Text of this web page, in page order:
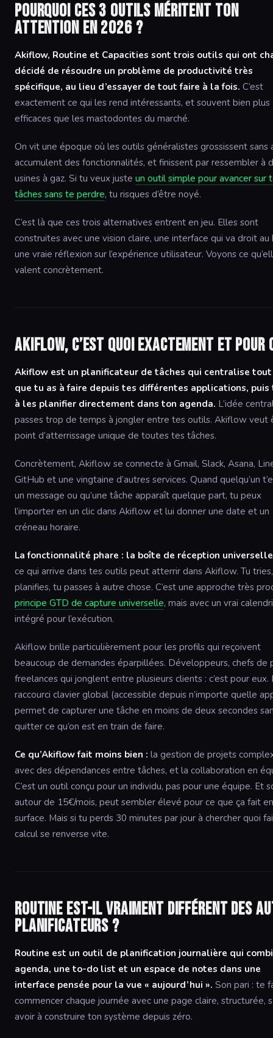
Pourquoi ces 3 outils méritent ton
attention en 2026 ?
Akiflow, Routine et Capacities sont trois outils qui ont
décidé de résoudre un problème de productivité très
spécifique, au lieu d’essayer de tout faire à la fois. C’est
exactement ce qui les rend intéressants, et souvent bien plus
efficaces que les mastodontes du marché.
On vit une époque où les outils généralistes grossissent sans
accumulent des fonctionnalités, et finissent par ressembler à
usines à gaz. Si tu veux juste un outil simple pour avancer sur
tâches sans te perdre, tu risques d’être noyé.
C’est là que ces trois alternatives entrent en jeu. Elles sont
construites avec une vision claire, une interface qui va droit
une vraie réflexion sur l’expérience utilisateur. Voyons ce
valent concrètement.
Akiflow, c’est quoi exactement et pour
Akiflow est un planificateur de tâches qui centralise tout
que tu as à faire depuis tes différentes applications, puis
à les planifier directement dans ton agenda. L’idée
passes trop de temps à jongler entre tes outils. Akiflow veut
point d’atterrissage unique de toutes tes tâches.
Concrètement, Akiflow se connecte à Gmail, Slack, Asana,
GitHub et une vingtaine d’autres services. Quand quelqu’un
un message ou qu’une tâche apparaît quelque part, tu peux
l’importer en un clic dans Akiflow et lui donner une date et un
créneau horaire.
La fonctionnalité phare : la boîte de réception
ce qui arrive dans tes outils peut atterrir dans Akiflow. Tu
planifies, tu passes à autre chose. C’est une approche très
principe GTD de capture universelle, mais avec un vrai
intégré pour l’exécution.
Akiflow brille particulièrement pour les profils qui reçoivent
beaucoup de demandes éparpillées. Développeurs, chefs de
freelances qui jonglent entre plusieurs clients : c’est pour eux.
raccourci clavier global (accessible depuis n’importe quelle
permet de capturer une tâche en moins de deux secondes
quitter ce qu’on est en train de faire.
Ce qu’Akiflow fait moins bien : la gestion de projets
avec des dépendances entre tâches, et la collaboration en
C’est un outil conçu pour un individu, pas pour une équipe. Et
autour de 15€/mois, peut sembler élevé pour ce que ça fait en
surface. Mais si tu perds 30 minutes par jour à chercher quoi
calcul se renverse vite.
Routine est-il vraiment différent des
planificateurs ?
Routine est un outil de planification journalière qui
agenda, une to-do list et un espace de notes dans une
interface pensée pour la vue « aujourd’hui ». Son pari : te
commencer chaque journée avec une page claire, structurée,
avoir à construire ton système depuis zéro.